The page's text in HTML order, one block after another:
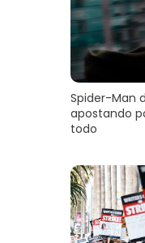
Spider-Man
apostando
todo